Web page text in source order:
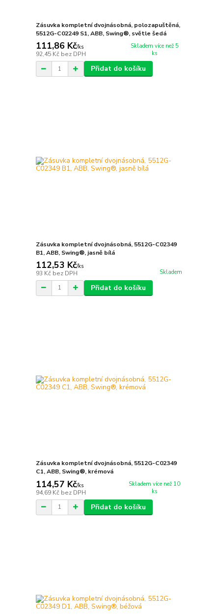
Zásuvka kompletní dvojnásobná, polozapuštěná,
5512G-C02249 S1, ABB, Swing®, světle šedá
111,86 Kč/ks
92,45 Kč bez DPH
Skladem více než 5
ks
Přidat do košíku
Zásuvka kompletní dvojnásobná, 5512G-C02349
B1, ABB, Swing®, jasně bílá
112,53 Kč/ks
93 Kč bez DPH Skladem
Přidat do košíku
Zásuvka kompletní dvojnásobná, 5512G-C02349
C1, ABB, Swing®, krémová
114,57 Kč/ks
94,69 Kč bez DPH
Skladem více než 10
ks
Přidat do košíku